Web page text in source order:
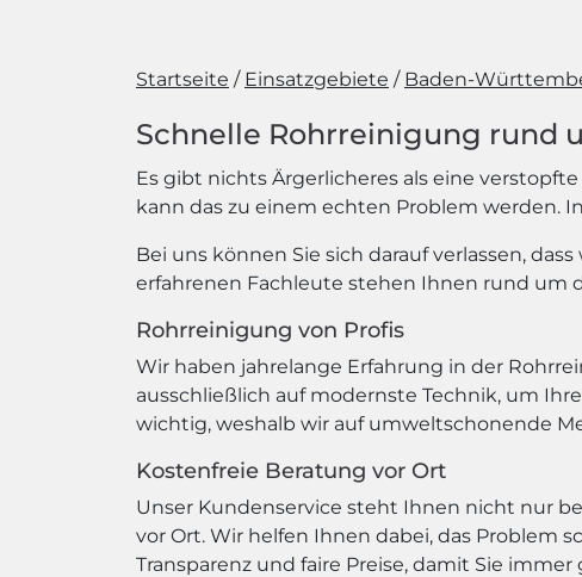
Startseite Einsatzgebiete Baden-
Schnelle Rohrreinigung rund
Es gibt nichts Ärgerlicheres als eine
kann das zu einem echten Problem werden.
Bei uns können Sie sich darauf verlassen,
erfahrenen Fachleute stehen Ihnen rund um
Rohrreinigung von Profis
Wir haben jahrelange Erfahrung in der
ausschließlich auf modernste Technik, um
wichtig, weshalb wir auf umweltschonende
Kostenfreie Beratung vor Ort
Unser Kundenservice steht Ihnen nicht nur
vor Ort. Wir helfen Ihnen dabei, das Problem
Transparenz und faire Preise, damit Sie